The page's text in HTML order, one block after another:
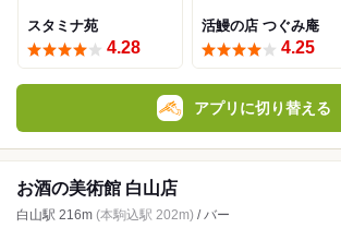
スタミナ苑
4.28
活鰻の店 つぐみ庵
4.25
アプリに切り替える
お酒の美術館 白山店
白山駅 216m (本駒込駅 202m) / バー